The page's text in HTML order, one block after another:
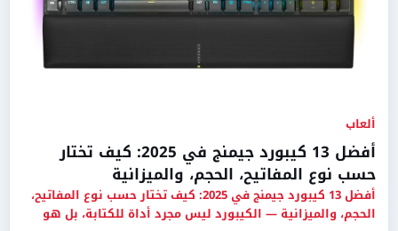
ألعاب
أفضل 13 كيبورد جيمنج في 2025: كيف تختار
حسب نوع المفاتيح، الحجم، والميزانية
أفضل 13 كيبورد جيمنج في 2025: كيف تختار حسب نوع المفاتيح،
الحجم، والميزانية — الكيبورد ليس مجرد أداة للكتابة، بل هو